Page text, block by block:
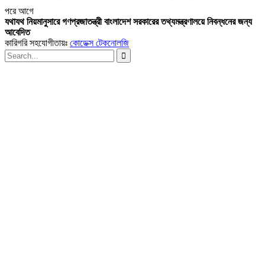
পরেআগে
যথাযথ নিয়মানুসারে গণপ্রজাতন্ত্রী বাংলাদেশ সরকারের তথ্যমন্ত্রণালয়ে নিবন্ধনের জন্য
আবেদিত
কারিগরি সহযোগীতায়ঃ কোডেক্স টেকনোলজি